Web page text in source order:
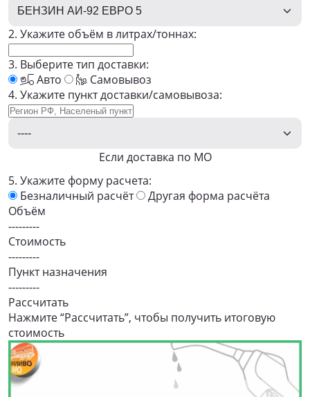
2. Укажите объём в литрах/тоннах:
3. Выберите тип доставки:
Авто
Самовывоз
4. Укажите пункт доставки/самовывоза:
Если доставка по МО
5. Укажите форму расчета:
Безналичный расчёт
Другая форма расчёта
Объём
---------
Стоимость
---------
Пункт назначения
---------
Рассчитать
Нажмите “Рассчитать”, чтобы получить итоговую
стоимость